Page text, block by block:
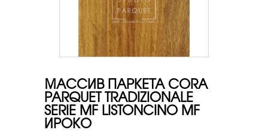
МАССИВ ПАРКЕТА CORA
PARQUET TRADIZIONALE
SERIE MF LISTONCINO MF
ИРОКО